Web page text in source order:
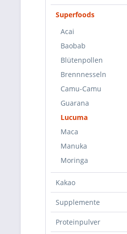
Superfoods
Acai
Baobab
Blütenpollen
Brennnesseln
Camu-Camu
Guarana
Lucuma
Maca
Manuka
Moringa
Kakao
Supplemente
Proteinpulver